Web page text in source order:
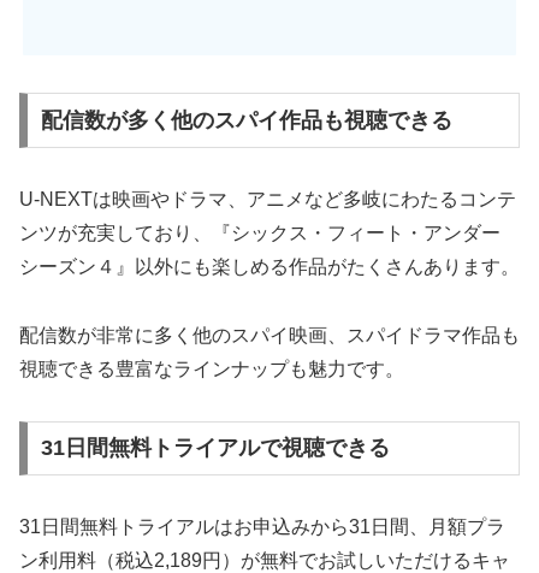
配信数が多く他のスパイ作品も視聴できる
U-NEXTは映画やドラマ、アニメなど多岐にわたるコンテ
ンツが充実しており、『シックス・フィート・アンダー
シーズン４』以外にも楽しめる作品がたくさんあります。
配信数が非常に多く他のスパイ映画、スパイドラマ作品も
視聴できる豊富なラインナップも魅力です。
31日間無料トライアルで視聴できる
31日間無料トライアルはお申込みから31日間、月額プラ
ン利用料（税込2,189円）が無料でお試しいただけるキャ